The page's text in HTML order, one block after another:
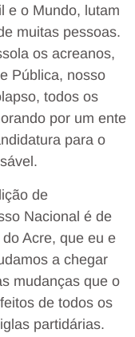
e o Mundo, lutam
muitas pessoas.
os acreanos,
Pública, nosso
todos os
por um ente
para o
de
Nacional é de
Acre, que eu e
a chegar
mudanças que o
de todos os
partidárias.